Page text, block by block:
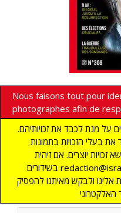
Nous faisons tout pour
photographes afin de
על מנת לכבד את זכויותיהם.
את בעלי הזכויות בתמונות
כנדרש בסעיף 27א בנושא זכויות יוצרים. אם זיהית
בשידורים redaction@israelmagazine.co.il שלנו תמונה שאתה
אלינו ולבקש מאיתנו להפסיק